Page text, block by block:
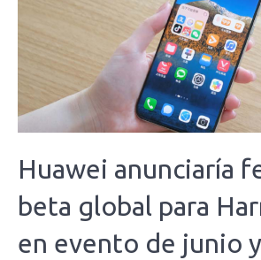
Huawei anunciaría
beta global para
en evento de junio